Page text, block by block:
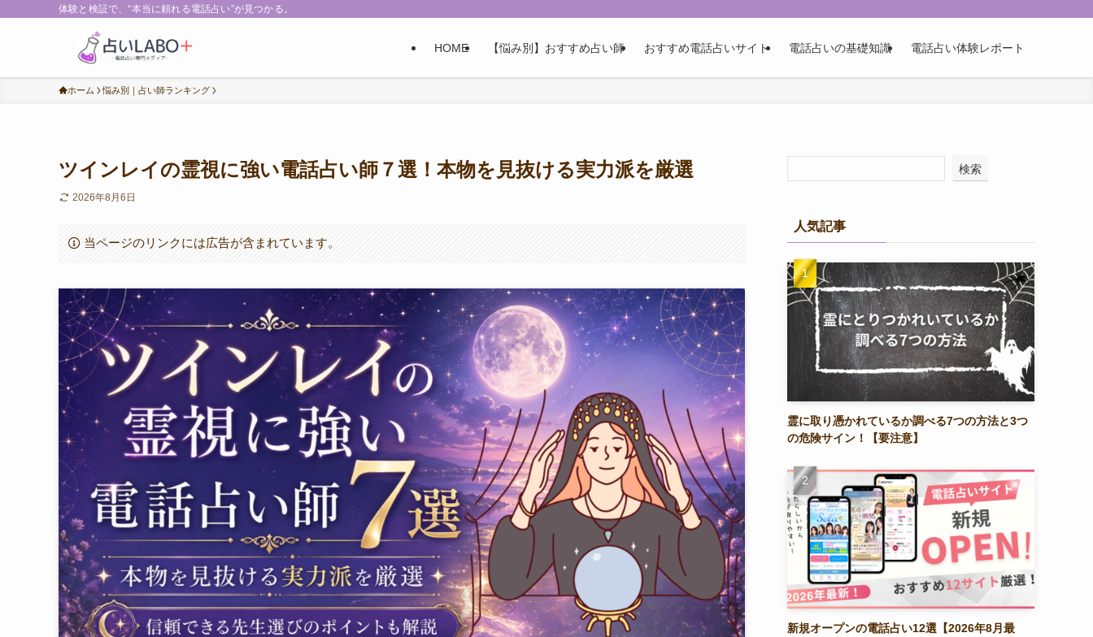
体験と検証で、“本当に頼れる電話占い”が見つかる。
HOME 【悩み別】おすすめ占い師 おすすめ電話占いサイト 電話占いの基礎知識 電話占い体験レポート
ホーム 悩み別｜占い師ランキング
ツインレイの霊視に強い電話占い師７選！本物を見抜ける実力派を厳選
2026年8月6日
当ページのリンクには広告が含まれています。
検索
人気記事
霊に取り憑かれているか調べる7つの方法と3つ
の危険サイン！【要注意】
新規オープンの電話占い12選【2026年8月最